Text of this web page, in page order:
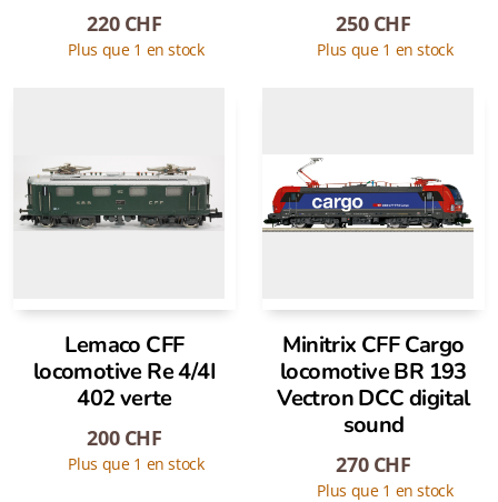
220CHF
Plus que 1 en stock
250CHF
Plus que 1 en stock
Lemaco CFF
locomotive Re 4/4I
402 verte
200CHF
Plus que 1 en stock
Minitrix CFF Cargo
locomotive BR 193
Vectron DCC digital
sound
270CHF
Plus que 1 en stock